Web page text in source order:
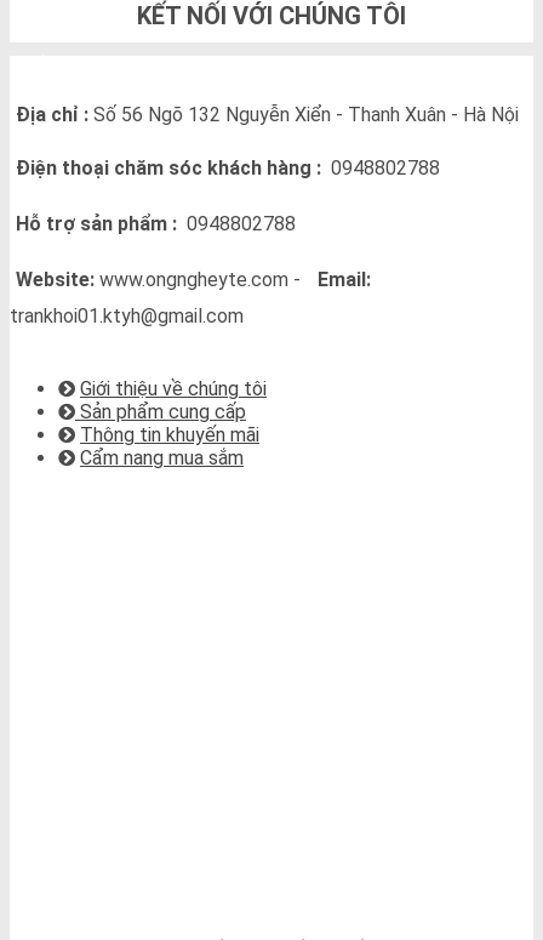
KẾT NỐI VỚI CHÚNG TÔI
Địa chỉ : Số 56 Ngõ 132 Nguyễn Xiển - Thanh Xuân - Hà Nội
Điện thoại chăm sóc khách hàng : 0948802788
Hỗ trợ sản phẩm : 0948802788
Website: www.ongngheyte.com -
Email:
trankhoi01.ktyh@gmail.com
Giới thiệu về chúng tôi
Sản phẩm cung cấp
Thông tin khuyến mãi
Cẩm nang mua sắm